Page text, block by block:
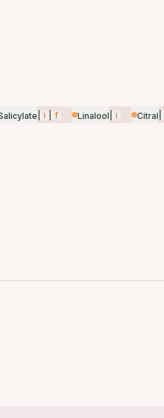
i f Linalool i Citral